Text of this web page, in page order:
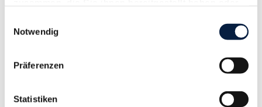
gesammelt haben.
Notwendig
Präferenzen
Statistiken
, so stolpert man immer wieder über eine Kennzahl – die
Investment (ROI) oder als Return on Assets (ROA)
Langtext
empfehlen
Die wichtigsten Änderungen durch das